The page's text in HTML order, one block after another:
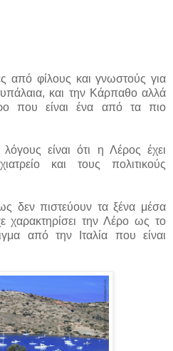
από φίλους και γνωστούς για
και την Κάρπαθο αλλά
που είναι ένα από τα πιο
είναι ότι η Λέρος έχει
και τους πολιτικούς
δεν πιστεύουν τα ξένα μέσα
την Λέρο ως το
από την Ιταλία που είναι